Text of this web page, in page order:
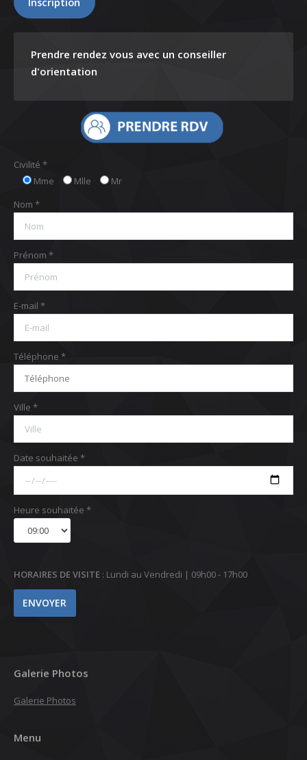
Prendre rendez vous avec un conseiller
d'orientation
Civilité *
Mme
Mlle
Mr
Nom *
Prénom *
E-mail *
Téléphone *
Ville *
Date souhaitée *
Heure souhaitée *
HORAIRES DE VISITE : Lundi au Vendredi | 09h00 - 17h00
Galerie Photos
Galerie Photos
Menu